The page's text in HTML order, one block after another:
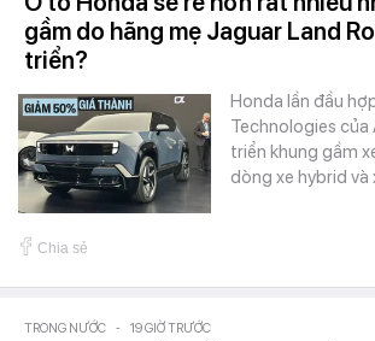
gầm do hãng mẹ Jaguar Land
triển?
Honda lần đầu
Technologies
triển khung gầm
dòng xe hybrid
Chia sẻ
TRONG NƯỚC - 19 GIỜ TRƯỚC